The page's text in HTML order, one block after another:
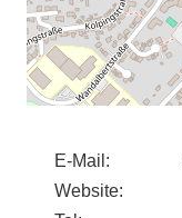
E-Mail:
Website: